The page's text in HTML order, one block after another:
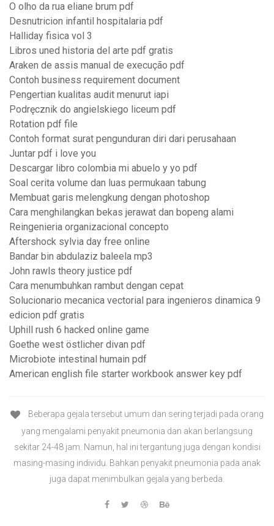
O olho da rua eliane brum pdf
Desnutricion infantil hospitalaria pdf
Halliday fisica vol 3
Libros uned historia del arte pdf gratis
Araken de assis manual de execução pdf
Contoh business requirement document
Pengertian kualitas audit menurut iapi
Podręcznik do angielskiego liceum pdf
Rotation pdf file
Contoh format surat pengunduran diri dari perusahaan
Juntar pdf i love you
Descargar libro colombia mi abuelo y yo pdf
Soal cerita volume dan luas permukaan tabung
Membuat garis melengkung dengan photoshop
Cara menghilangkan bekas jerawat dan bopeng alami
Reingenieria organizacional concepto
Aftershock sylvia day free online
Bandar bin abdulaziz baleela mp3
John rawls theory justice pdf
Cara menumbuhkan rambut dengan cepat
Solucionario mecanica vectorial para ingenieros dinamica 9
edicion pdf gratis
Uphill rush 6 hacked online game
Goethe west östlicher divan pdf
Microbiote intestinal humain pdf
American english file starter workbook answer key pdf
Beberapa gejala tersebut umum dan sering terjadi pada orang
yang mengalami penyakit pneumonia dan akan berlangsung
sekitar 24-48 jam. Namun, hal ini tergantung juga dengan kondisi
masing-masing individu. Bahkan penyakit pneumonia pada anak
juga dapat menimbulkan gejala yang berbeda.